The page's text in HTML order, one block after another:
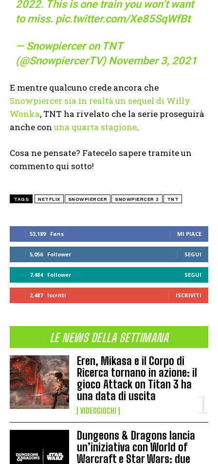
53,189 Fans MI PIACE
5,056 Follower SEGUI
7,484 Follower SEGUI
2,487 Iscritti ISCRIVITI
LE NEWS DELLA SETTIMANA
Eren, Mikasa e il Corpo di
Ricerca tornano in azione: il
gioco Attack on Titan 3 ha
una data di uscita
VIDEOGIOCHI
Dungeons & Dragons lancia
un’iniziativa con World of
Warcraft e Star Wars: due
2022. This is one train you won’t want
to miss. pic.twitter.com/Xe85SqWfBt
— Snowpiercer on TNT
(@SnowpiercerTV) November 3, 2021
E mentre qualcuno crede ancora che
Snowpiercer sia in realtà un sequel di Willy
Wonka, TNT ha rivelato che la serie proseguirà
anche con una quarta stagione.
Cosa ne pensate? Fatecelo sapere tramite un
commento qui sotto!
TAGS NETFLIX SNOWPIERCER SNOWPIERCER 3 TNT